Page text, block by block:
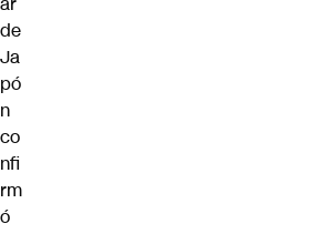
de
Ja
pó
n
co
nfi
rm
ó